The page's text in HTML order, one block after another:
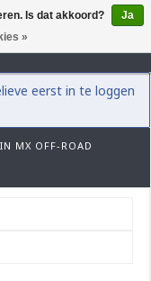
0
eerst in te loggen
MX OFF-ROAD
Is dat akkoord?
Ja
»